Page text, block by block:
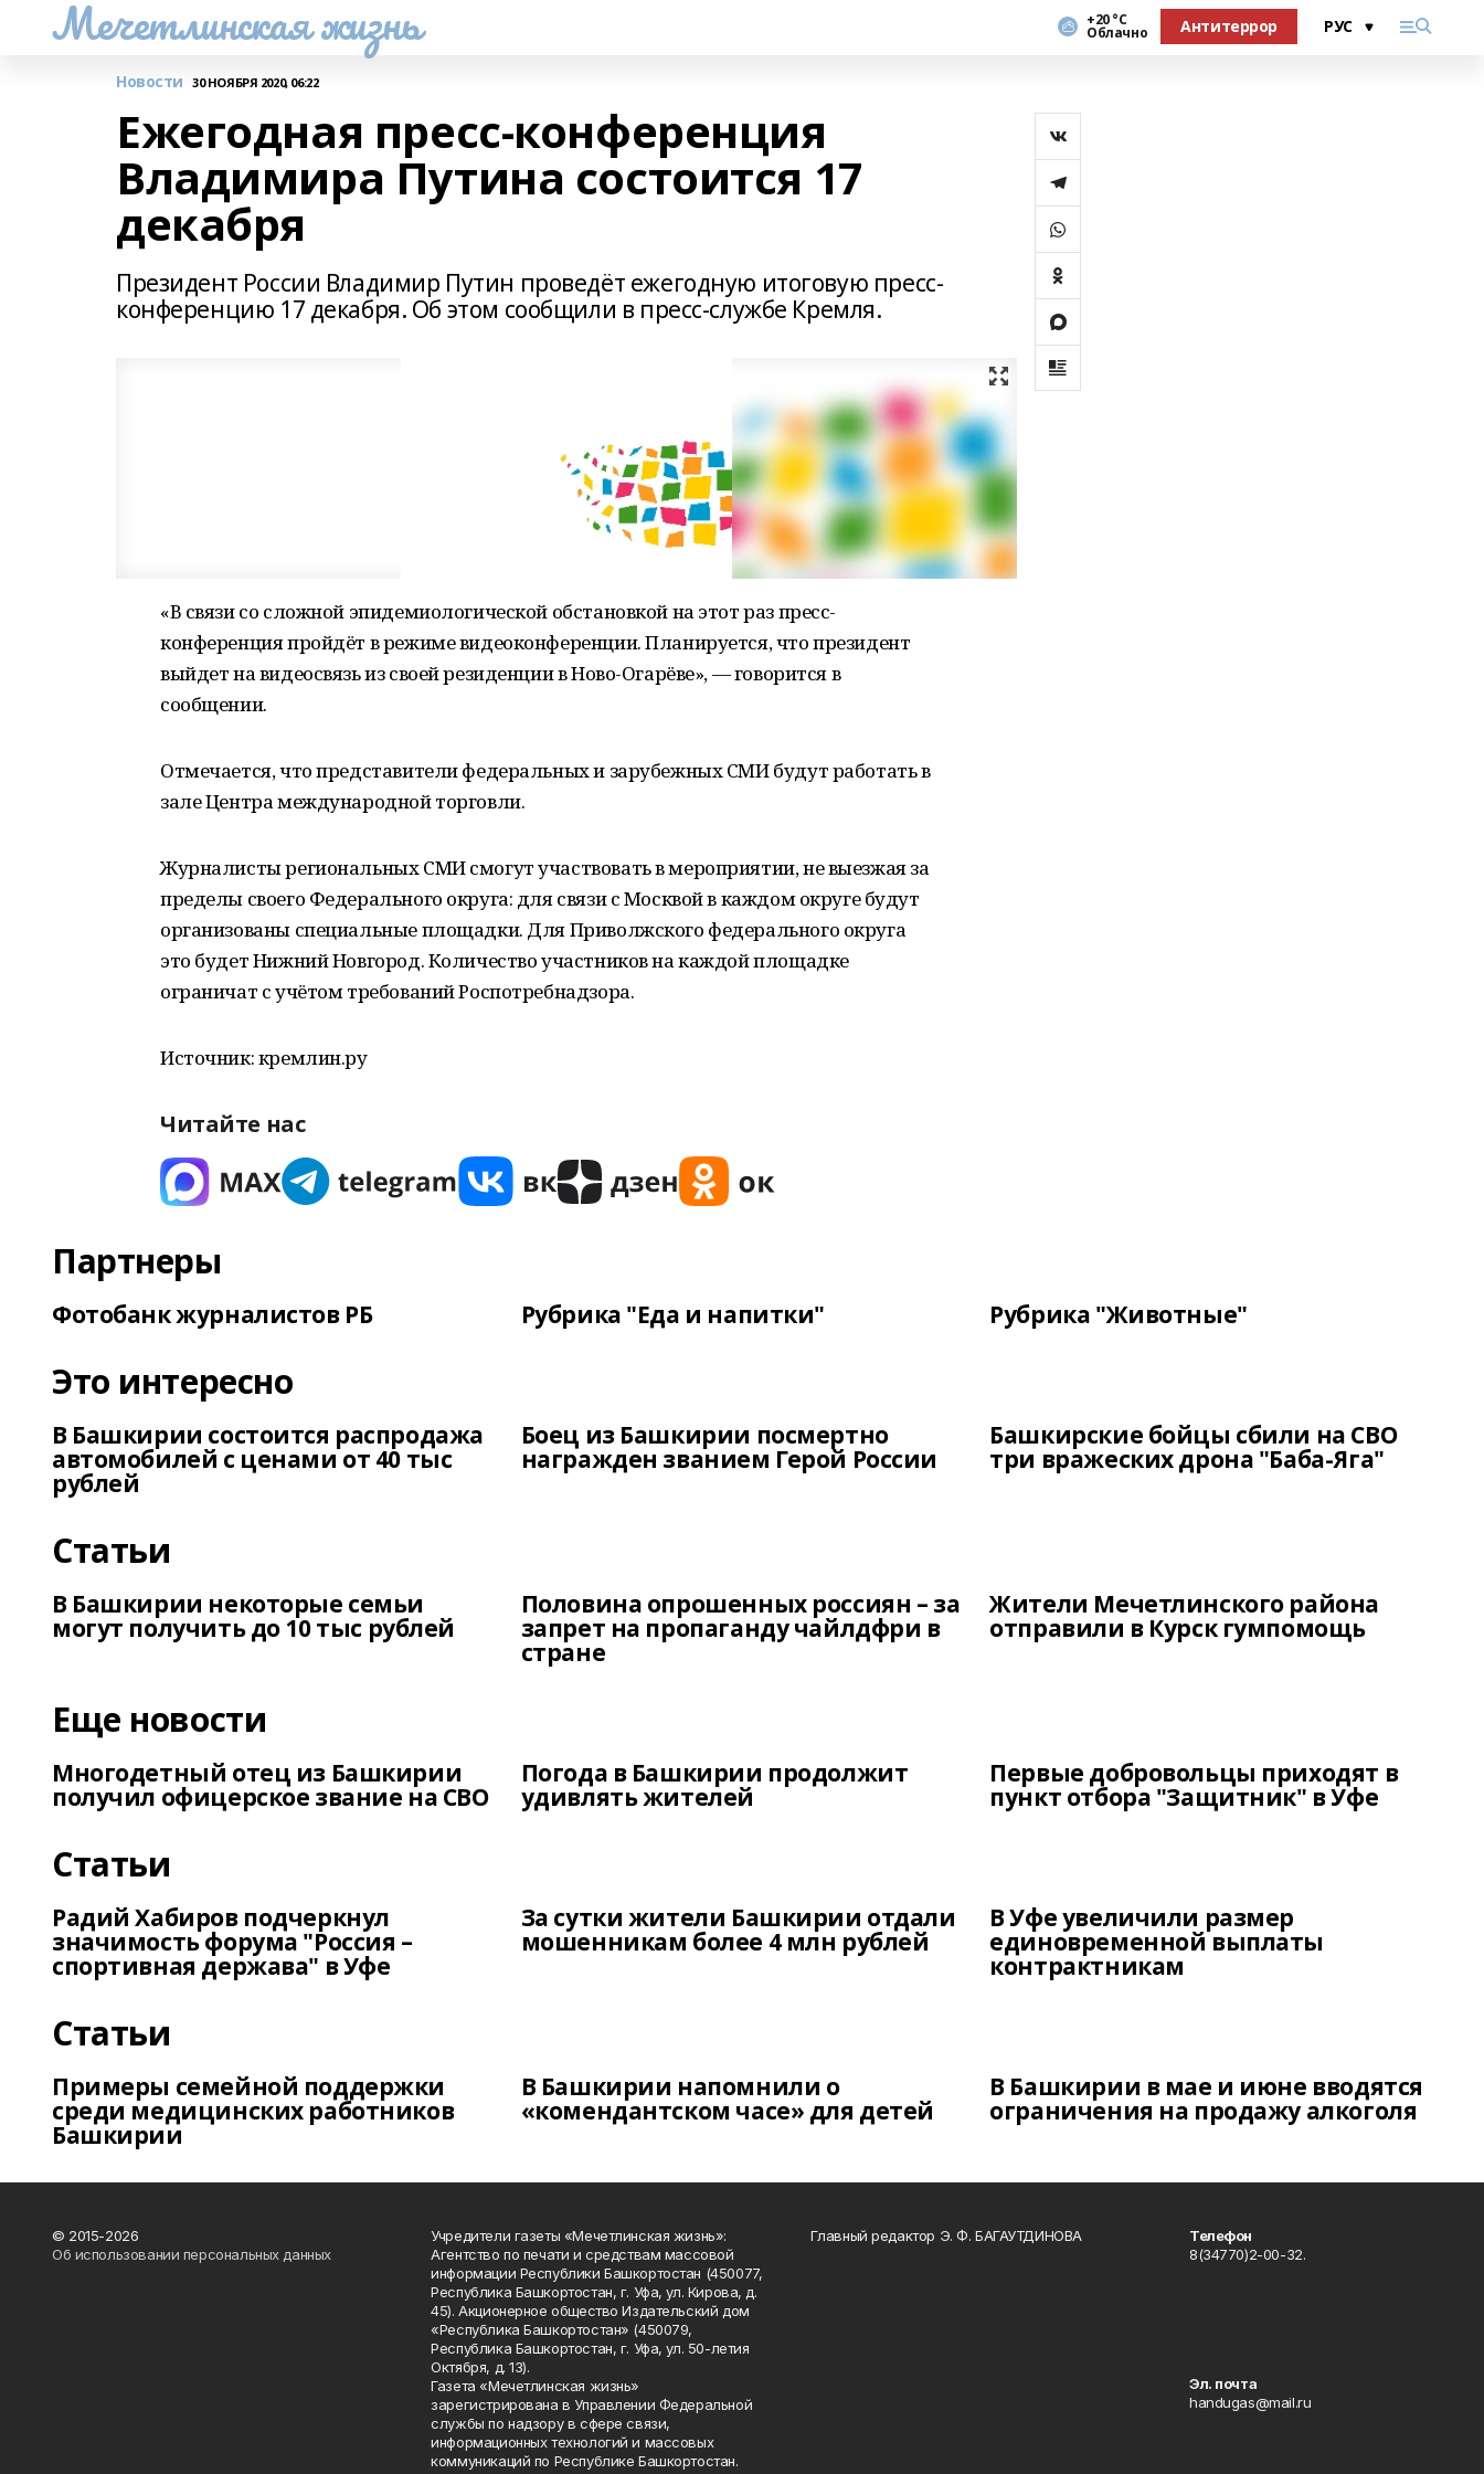
Мечетлинская жизнь +20 °С
Облачно Антитеррор
Новости 30 НОЯБРЯ 2020, 06:22
Ежегодная пресс-конференция
Владимира Путина состоится 17
декабря
Президент России Владимир Путин проведёт ежегодную итоговую пресс-
конференцию 17 декабря. Об этом сообщили в пресс-службе Кремля.
«В связи со сложной эпидемиологической обстановкой на этот раз пресс-
конференция пройдёт в режиме видеоконференции. Планируется, что президент
выйдет на видеосвязь из своей резиденции в Ново-Огарёве», — говорится в
сообщении.
Отмечается, что представители федеральных и зарубежных СМИ будут работать в
зале Центра международной торговли.
Журналисты региональных СМИ смогут участвовать в мероприятии, не выезжая за
пределы своего Федерального округа: для связи с Москвой в каждом округе будут
организованы специальные площадки. Для Приволжского федерального округа
это будет Нижний Новгород. Количество участников на каждой площадке
ограничат с учётом требований Роспотребнадзора.
Источник: кремлин.ру
Читайте нас
Партнеры
Фотобанк журналистов РБ Рубрика "Еда и напитки" Рубрика "Животные"
Это интересно
В Башкирии состоится распродажа
автомобилей с ценами от 40 тыс
рублей
Боец из Башкирии посмертно
награжден званием Герой России
Башкирские бойцы сбили на СВО
три вражеских дрона "Баба-Яга"
Статьи
В Башкирии некоторые семьи
могут получить до 10 тыс рублей
Половина опрошенных россиян – за
запрет на пропаганду чайлдфри в
стране
Жители Мечетлинского района
отправили в Курск гумпомощь
Еще новости
Многодетный отец из Башкирии
получил офицерское звание на СВО
Погода в Башкирии продолжит
удивлять жителей
Первые добровольцы приходят в
пункт отбора "Защитник" в Уфе
Статьи
Радий Хабиров подчеркнул
значимость форума "Россия –
спортивная держава" в Уфе
За сутки жители Башкирии отдали
мошенникам более 4 млн рублей
В Уфе увеличили размер
единовременной выплаты
контрактникам
Статьи
Примеры семейной поддержки
среди медицинских работников
Башкирии
В Башкирии напомнили о
«комендантском часе» для детей
В Башкирии в мае и июне вводятся
ограничения на продажу алкоголя
© 2015-2026
Об использовании персональных данных
Учредители газеты «Мечетлинская жизнь»:
Агентство по печати и средствам массовой
информации Республики Башкортостан (450077,
Республика Башкортостан, г. Уфа, ул. Кирова, д.
45). Акционерное общество Издательский дом
«Республика Башкортостан» (450079,
Республика Башкортостан, г. Уфа, ул. 50-летия
Октября, д. 13).
Газета «Мечетлинская жизнь»
зарегистрирована в Управлении Федеральной
службы по надзору в сфере связи,
информационных технологий и массовых
коммуникаций по Республике Башкортостан.
Главный редактор Э. Ф. БАГАУТДИНОВА
Телефон
8(34770)2-00-32.
Эл. почта
handugas@mail.ru